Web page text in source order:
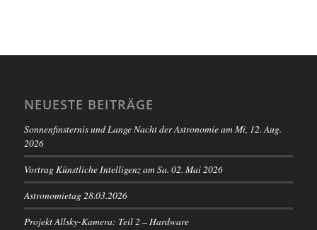
NEUESTE BEITRÄGE
Sonnenfinsternis und Lange Nacht der Astronomie am Mi, 12. Aug.
2026
Vortrag Künstliche Intelligenz am Sa. 02. Mai 2026
Astronomietag 28.03.2026
Projekt Allsky-Kamera: Teil 2 – Hardware